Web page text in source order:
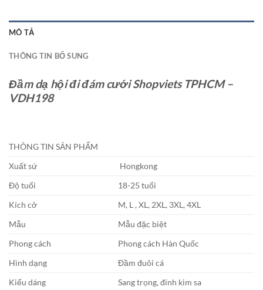
MÔ TẢ
THÔNG TIN BỔ SUNG
Đầm dạ hội đi đám cưới Shopviets TPHCM –
VDH198
THÔNG TIN SẢN PHẨM
Xuất sứ
Hongkong
Độ tuổi
18-25 tuổi
Kích cở
M, L , XL, 2XL, 3XL, 4XL
Mẫu
Mẫu đặc biệt
Phong cách
Phong cách Hàn Quốc
Hình dạng
Đầm đuôi cá
Kiểu dáng
Sang trọng, đính kim sa